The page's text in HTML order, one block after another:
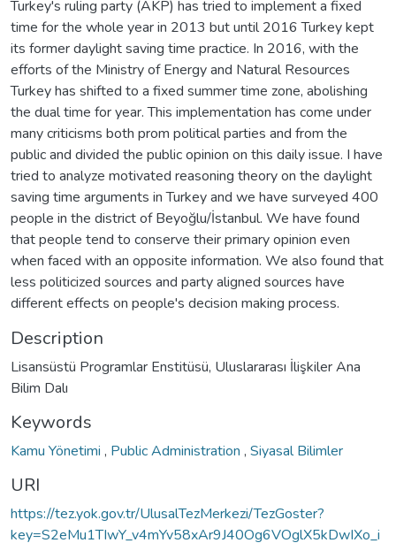
Turkey's ruling party (AKP) has tried to implement a fixed
time for the whole year in 2013 but until 2016 Turkey kept
its former daylight saving time practice. In 2016, with the
efforts of the Ministry of Energy and Natural Resources
Turkey has shifted to a fixed summer time zone, abolishing
the dual time for year. This implementation has come under
many criticisms both prom political parties and from the
public and divided the public opinion on this daily issue. I have
tried to analyze motivated reasoning theory on the daylight
saving time arguments in Turkey and we have surveyed 400
people in the district of Beyoğlu/İstanbul. We have found
that people tend to conserve their primary opinion even
when faced with an opposite information. We also found that
less politicized sources and party aligned sources have
different effects on people's decision making process.
Description
Lisansüstü Programlar Enstitüsü, Uluslararası İlişkiler Ana
Bilim Dalı
Keywords
Kamu Yönetimi , Public Administration , Siyasal Bilimler
URI
https://tez.yok.gov.tr/UlusalTezMerkezi/TezGoster?
key=S2eMu1TIwY_v4mYv58xAr9J40Og6VOglX5kDwIXo_i